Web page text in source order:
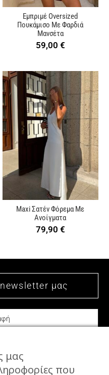
Εμπριμέ Oversized
Πουκάμισο Με Φαρδιά
Μανσέτα
59,00 €
Maxi Σατέν Φόρεμα Με
Ανοίγματα
79,90 €
μας
που